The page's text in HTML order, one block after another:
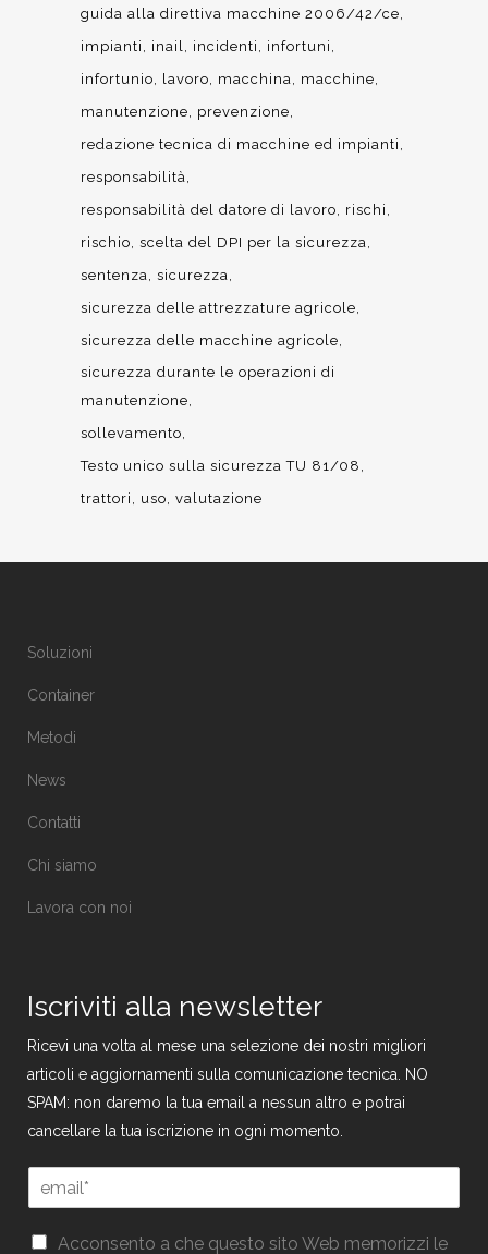
guida alla direttiva macchine 2006/42/ce
impianti
inail incidenti
infortuni
infortunio
lavoro macchina
macchine
manutenzione
prevenzione
redazione tecnica di macchine ed impianti
responsabilità
responsabilità del datore di lavoro
rischi
rischio scelta del DPI per la sicurezza
sentenza sicurezza
sicurezza delle attrezzature agricole
sicurezza delle macchine agricole
sicurezza durante le operazioni di
manutenzione
sollevamento
Testo unico sulla sicurezza TU 81/08
trattori
uso valutazione
Soluzioni
Container
Metodi
News
Contatti
Chi siamo
Lavora con noi
Iscriviti alla newsletter
Ricevi una volta al mese una selezione dei nostri migliori
articoli e aggiornamenti sulla comunicazione tecnica. NO
SPAM: non daremo la tua email a nessun altro e potrai
cancellare la tua iscrizione in ogni momento.
m
G
G
Acconsento a che questo sito Web memorizzi le